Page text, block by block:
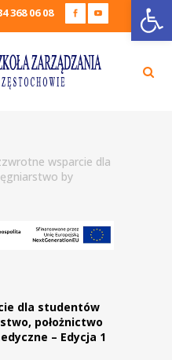
368 06 08
wsparcie dla
by
dla studentów
położnictwo
– Edycja 1